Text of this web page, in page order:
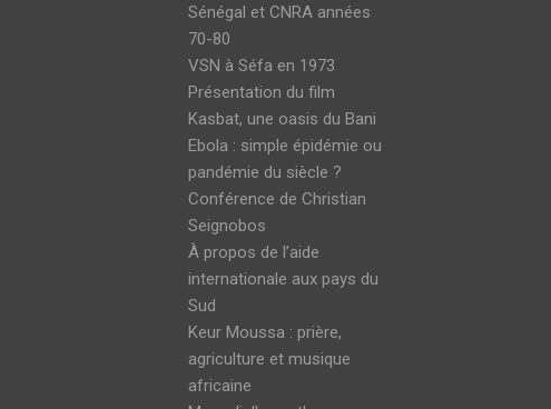
Sénégal et CNRA années
70-80
VSN à Séfa en 1973
Présentation du film
Kasbat, une oasis du Bani
Ebola : simple épidémie ou
pandémie du siècle ?
Conférence de Christian
Seignobos
À propos de l’aide
internationale aux pays du
Sud
Keur Moussa : prière,
agriculture et musique
africaine